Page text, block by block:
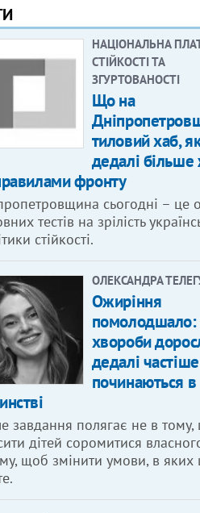
НАЦІОНАЛЬНА
СТІЙКОСТІ ТА
ЗГУРТОВАНОСТІ
Що на
тиловий хаб,
дедалі
фронту
сьогодні – це
тестів на зрілість
стійкості.
ОЛЕКСАНДРА
Ожиріння
помолодшало:
хвороби
дедалі частіше
починаються в
завдання полягає не в
дітей соромитися
щоб змінити умови, в яких